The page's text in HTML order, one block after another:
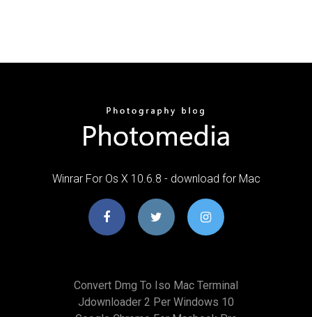
Winrar For Os X 10.6.8 - download for Mac
Convert Dmg To Iso Mac Terminal
Jdownloader 2 Per Windows 10